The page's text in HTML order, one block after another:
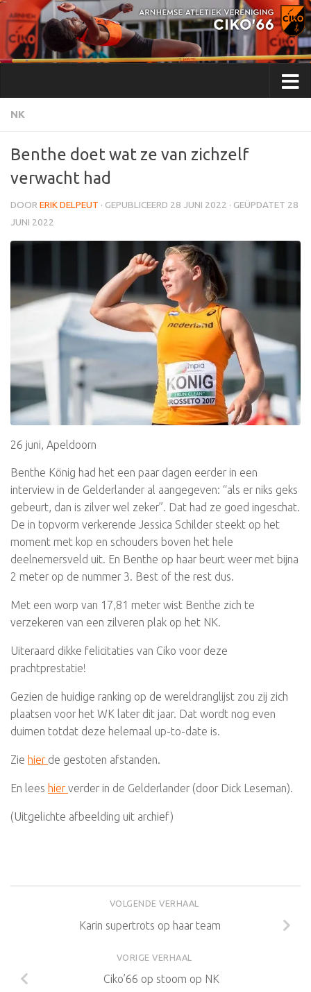
Doorgaan naar inhoud
NK
Benthe doet wat ze van zichzelf
verwacht had
DOOR ERIK DELPEUT · GEPUBLICEERD 28 JUNI 2022 · GEÜPDATET 28
JUNI 2022
26 juni, Apeldoorn
Benthe König had het een paar dagen eerder in een
interview in de Gelderlander al aangegeven: “als er niks geks
gebeurt, dan is zilver wel zeker”. Dat had ze goed ingeschat.
De in topvorm verkerende Jessica Schilder steekt op het
moment met kop en schouders boven het hele
deelnemersveld uit. En Benthe op haar beurt weer met bijna
2 meter op de nummer 3. Best of the rest dus.
Met een worp van 17,81 meter wist Benthe zich te
verzekeren van een zilveren plak op het NK.
Uiteraard dikke felicitaties van Ciko voor deze
prachtprestatie!
Gezien de huidige ranking op de wereldranglijst zou zij zich
plaatsen voor het WK later dit jaar. Dat wordt nog even
duimen totdat deze helemaal up-to-date is.
Zie hier de gestoten afstanden.
En lees hierverder in de Gelderlander (door Dick Leseman).
(Uitgelichte afbeelding uit archief)
VOLGENDE VERHAAL
Karin supertrots op haar team
VORIGE VERHAAL
Ciko’66 op stoom op NK